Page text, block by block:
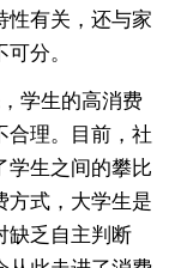
性有关，还与家
分。
学生的高消费
合理。目前，社
学生之间的攀比
方式，大学生是
缺乏自主判断